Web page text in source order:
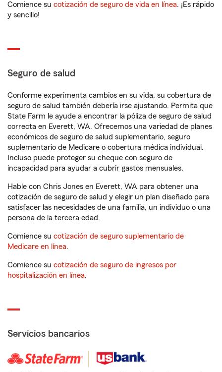
Comience su cotización de seguro de vida en línea. ¡Es rápido
y sencillo!
Seguro de salud
Conforme experimenta cambios en su vida, su cobertura de
seguro de salud también debería irse ajustando. Permita que
State Farm le ayude a encontrar la póliza de seguro de salud
correcta en Everett, WA. Ofrecemos una variedad de planes
económicos de seguro de salud suplementario, seguro
suplementario de Medicare o cobertura médica individual.
Incluso puede proteger su cheque con seguro de
incapacidad para ayudar a cubrir gastos mensuales.
Hable con Chris Jones en Everett, WA para obtener una
cotización de seguro de salud y elegir un plan diseñado para
satisfacer las necesidades de una familia, un individuo o una
persona de la tercera edad.
Comience su cotización de seguro suplementario de
Medicare en línea.
Comience su cotización de seguro de ingresos por
hospitalización en línea.
Servicios bancarios